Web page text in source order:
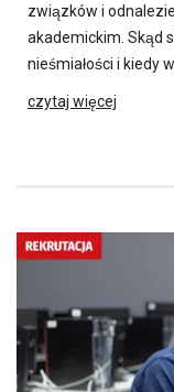
związków i
akademickim. Skąd
nieśmiałości i kiedy
czytaj więcej